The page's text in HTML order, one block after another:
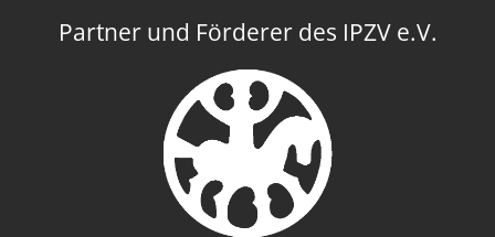
Partner und Förderer des IPZV e.V.